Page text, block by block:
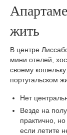
СИНГАПУР
жить
В центре
мини отелей,
своему
португальском
Нет
Везде на
практично,
если летите